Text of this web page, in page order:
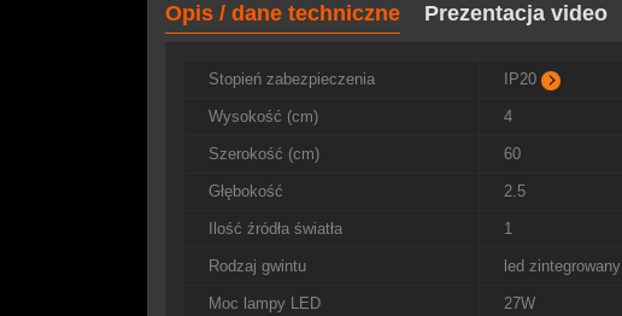
Opis / dane techniczne Prezentacja video
Stopień zabezpieczenia IP20
Wysokość (cm) 4
Szerokość (cm) 60
Głębokość 2.5
Ilość źródła światła 1
Rodzaj gwintu led zintegrowany
Moc lampy LED 27W